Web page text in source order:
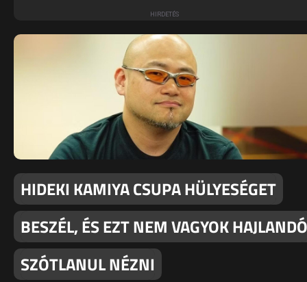
HIDEKI KAMIYA CSUPA HÜLYESÉGET
BESZÉL, ÉS EZT NEM VAGYOK HAJLANDÓ
SZÓTLANUL NÉZNI